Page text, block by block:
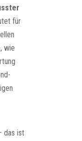
für
wie
das ist